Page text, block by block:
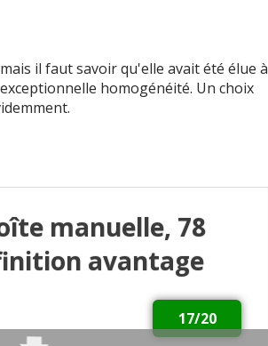
il faut savoir qu'elle avait été élue à
homogénéité. Un choix
manuelle, 78
avantage
17/20